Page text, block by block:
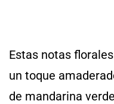
Estas notas
un toque
de mandarina